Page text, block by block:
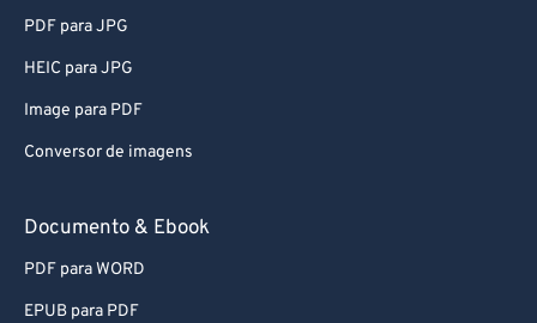
PDF para JPG
HEIC para JPG
Image para PDF
Conversor de imagens
Documento & Ebook
PDF para WORD
EPUB para PDF